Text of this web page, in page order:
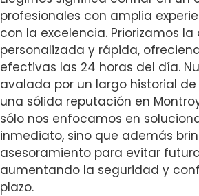
profesionales con amplia
con la excelencia. Priorizamos
personalizada y rápida,
efectivas las 24 horas del día.
avalada por un largo historial
una sólida reputación en
sólo nos enfocamos en
inmediato, sino que además
asesoramiento para evitar
aumentando la seguridad y
plazo.